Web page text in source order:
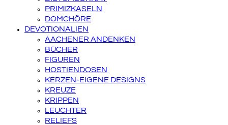
PRIMIZKASELN
DOMCHÖRE
DEVOTIONALIEN
AACHENER ANDENKEN
BÜCHER
FIGUREN
HOSTIENDOSEN
KERZEN-EIGENE DESIGNS
KREUZE
KRIPPEN
LEUCHTER
RELIEFS